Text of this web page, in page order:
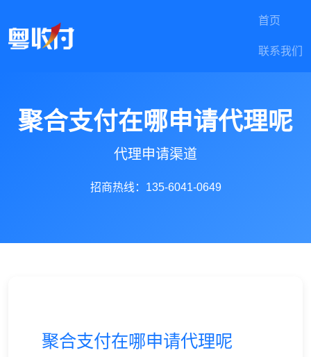
首页
联系我们
聚合支付在哪申请代理呢
代理申请渠道
招商热线：135-6041-0649
聚合支付在哪申请代理呢